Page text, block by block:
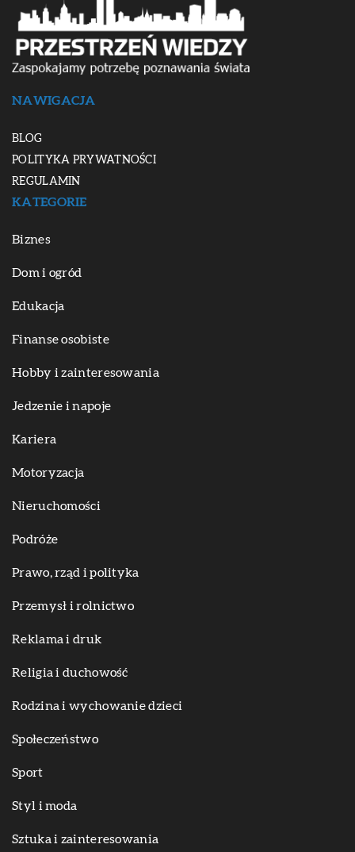
NAWIGACJA
BLOG
POLITYKA PRYWATNOŚCI
REGULAMIN
KATEGORIE
Biznes
Dom i ogród
Edukacja
Finanse osobiste
Hobby i zainteresowania
Jedzenie i napoje
Kariera
Motoryzacja
Nieruchomości
Podróże
Prawo, rząd i polityka
Przemysł i rolnictwo
Reklama i druk
Religia i duchowość
Rodzina i wychowanie dzieci
Społeczeństwo
Sport
Styl i moda
Sztuka i zainteresowania